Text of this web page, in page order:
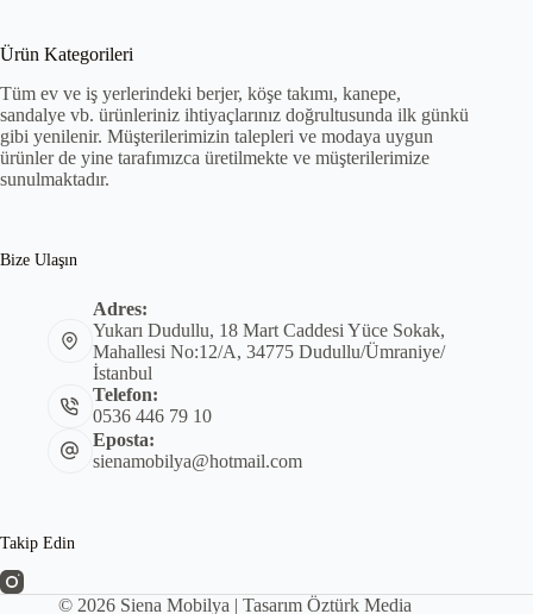
Ürün Kategorileri
Tüm ev ve iş yerlerindeki berjer, köşe takımı, kanepe,
sandalye vb. ürünleriniz ihtiyaçlarınız doğrultusunda ilk günkü
gibi yenilenir. Müşterilerimizin talepleri ve modaya uygun
ürünler de yine tarafımızca üretilmekte ve müşterilerimize
sunulmaktadır.
Bize Ulaşın
Adres:
Yukarı Dudullu, 18 Mart Caddesi Yüce Sokak,
Mahallesi No:12/A, 34775 Dudullu/Ümraniye/
İstanbul
Telefon:
0536 446 79 10
Eposta:
sienamobilya@hotmail.com
Takip Edin
© 2026 Siena Mobilya | Tasarım Öztürk Media